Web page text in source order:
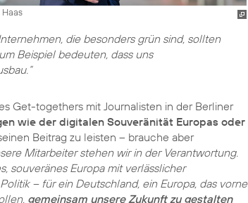
die besonders grün sind, sollten
Beispiel bedeuten, dass uns
Get-togethers mit Journalisten in der Berliner
wie der digitalen Souveränität Europas oder
Beitrag zu leisten – brauche aber
Mitarbeiter stehen wir in der Verantwortung.
souveränes Europa mit verlässlicher
– für ein Deutschland, ein Europa, das vorne
gemeinsam unsere Zukunft zu gestalten